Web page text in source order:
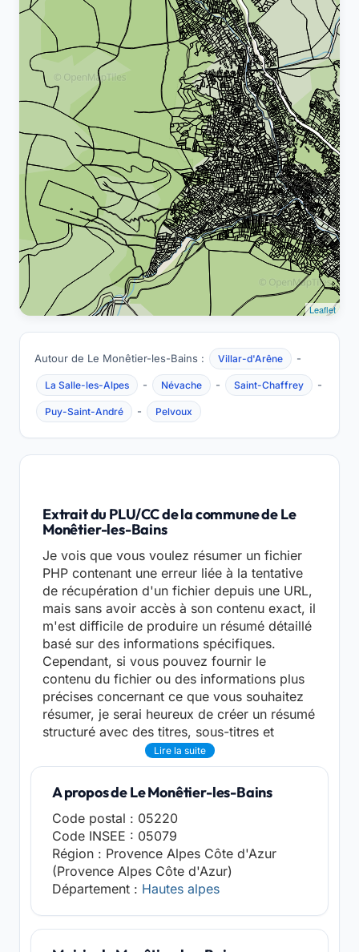
Leaflet
Autour de Le Monêtier-les-Bains : Villar-d'Arêne -
La Salle-les-Alpes - Névache - Saint-Chaffrey -
Puy-Saint-André - Pelvoux
Extrait du PLU/CC de la commune de Le
Monêtier-les-Bains
Je vois que vous voulez résumer un fichier
PHP contenant une erreur liée à la tentative
de récupération d'un fichier depuis une URL,
mais sans avoir accès à son contenu exact, il
m'est difficile de produire un résumé détaillé
basé sur des informations spécifiques.
Cependant, si vous pouvez fournir le
contenu du fichier ou des informations plus
précises concernant ce que vous souhaitez
résumer, je serai heureux de créer un résumé
structuré avec des titres, sous-titres et
Lire la suite
A propos de Le Monêtier-les-Bains
Code postal : 05220
Code INSEE : 05079
Région : Provence Alpes Côte d'Azur
(Provence Alpes Côte d'Azur)
Département : Hautes alpes